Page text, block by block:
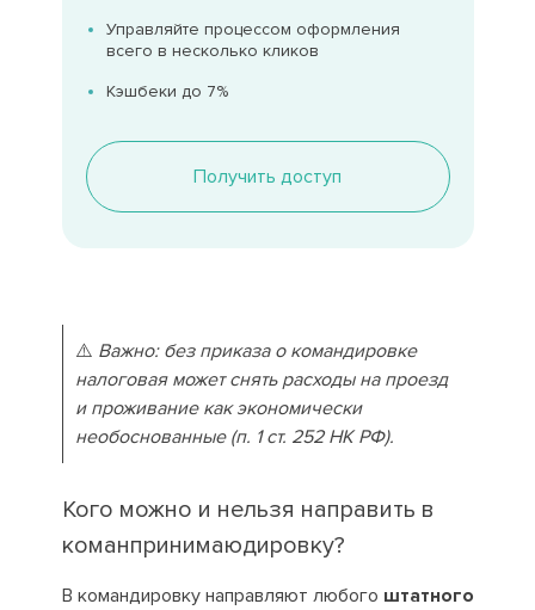
Управляйте процессом оформления
всего в несколько кликов
Кэшбеки до 7%
Получить доступ
⚠️ Важно: без приказа о командировке
налоговая может снять расходы на проезд
и проживание как экономически
необоснованные (п. 1 ст. 252 НК РФ).
Кого можно и нельзя направить в
команпринимаюдировку?
В командировку направляют любого штатного